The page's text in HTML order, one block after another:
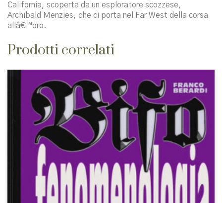
California, scoperta da un esploratore scozzese,
Archibald Menzies, che ci porta nel Far West della corsa
allâ€™oro.
Prodotti correlati